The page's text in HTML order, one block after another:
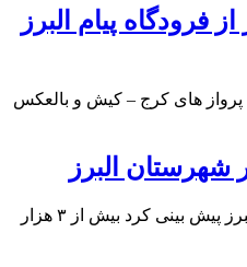
فرودگاه پیام البرز
پرواز های کرج – کیش و بالعکس
شهرستان البرز
مدیر جهاد کشاورزی شهرستان البرز پیش بینی کرد بیش از ۳ هزار